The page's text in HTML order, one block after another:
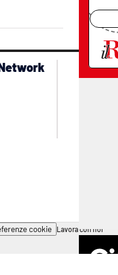
lactv.it
cookie Lavora con noi